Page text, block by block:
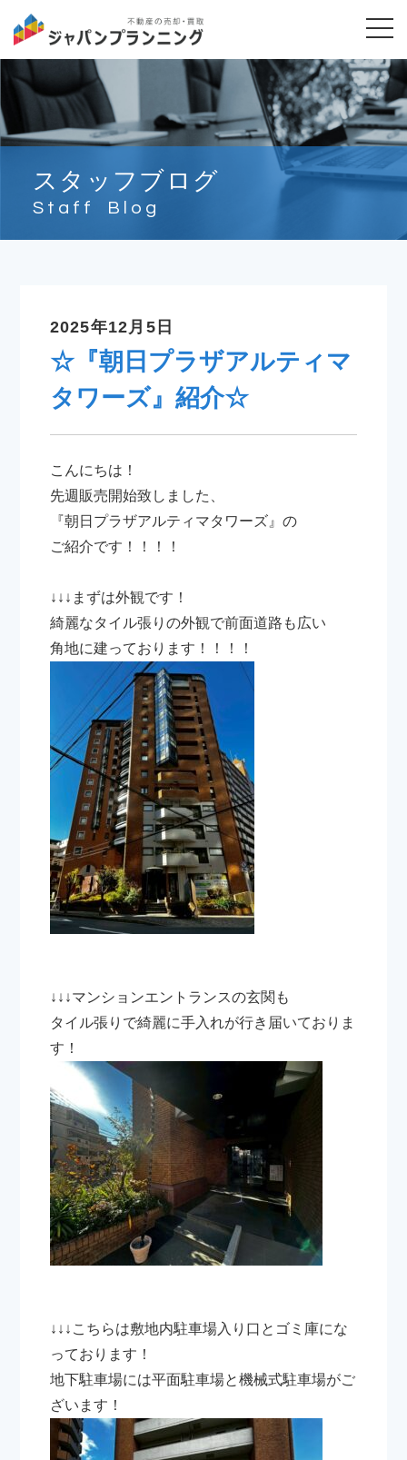
スタッフブログ
Staff Blog
2025年12月5日
☆『朝日プラザアルティマ
タワーズ』紹介☆
こんにちは！
先週販売開始致しました、
『朝日プラザアルティマタワーズ』の
ご紹介です！！！！
↓↓↓まずは外観です！
綺麗なタイル張りの外観で前面道路も広い
角地に建っております！！！！
↓↓↓マンションエントランスの玄関も
タイル張りで綺麗に手入れが行き届いておりま
す！
↓↓↓こちらは敷地内駐車場入り口とゴミ庫にな
っております！
地下駐車場には平面駐車場と機械式駐車場がご
ざいます！